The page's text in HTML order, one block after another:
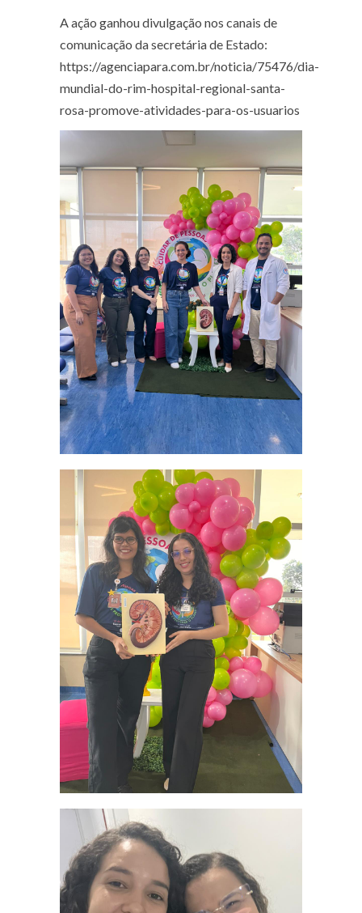
A ação ganhou divulgação nos canais de
comunicação da secretária de Estado:
https://agenciapara.com.br/noticia/75476/dia-
mundial-do-rim-hospital-regional-santa-
rosa-promove-atividades-para-os-usuarios